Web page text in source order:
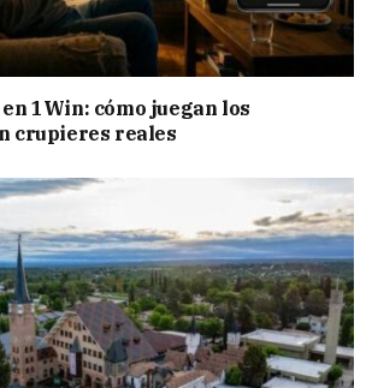
1Win: cómo juegan los
crupieres reales